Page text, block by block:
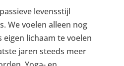
levensstijl
We voelen alleen nog
lichaam te voelen
jaren steeds meer